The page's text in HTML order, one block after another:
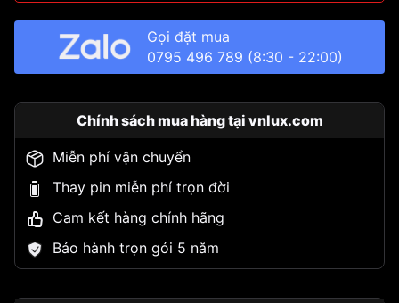
Gọi đặt mua
0795 496 789 (8:30 - 22:00)
Chính sách mua hàng tại vnlux.com
Miễn phí vận chuyển
Thay pin miễn phí trọn đời
Cam kết hàng chính hãng
Bảo hành trọn gói 5 năm